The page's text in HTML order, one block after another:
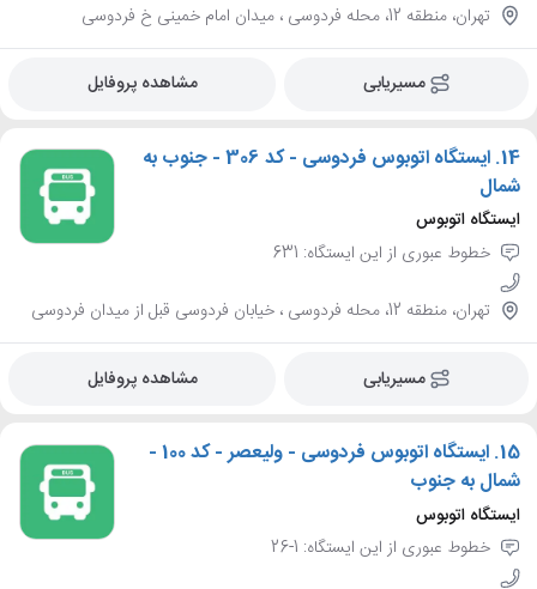
تهران، منطقه 12، محله فردوسی ، میدان امام خمینی خ فردوسی
مسیریابی مشاهده پروفایل
14.
ایستگاه اتوبوس فردوسی - کد 306 - جنوب به
شمال
ایستگاه اتوبوس
خطوط عبوری از این ایستگاه: 631
تهران، منطقه 12، محله فردوسی ، خیابان فردوسی قبل از میدان فردوسی
مسیریابی مشاهده پروفایل
15.
ایستگاه اتوبوس فردوسی - ولیعصر - کد 100 -
شمال به جنوب
ایستگاه اتوبوس
خطوط عبوری از این ایستگاه: 1-26